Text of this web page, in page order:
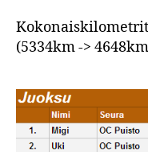
(5334km ->